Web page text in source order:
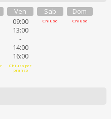
Ven
09:00
13:00
-
14:00
16:00
Chiuso per
pranzo
Sab
Chiuso
Dom
Chiuso